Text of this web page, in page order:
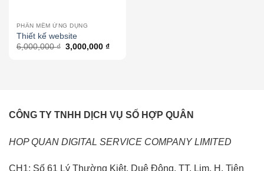
PHẦN MỀM ỨNG DỤNG
Thiết kế website
6,000,000₫ 3,000,000 ₫
CÔNG TY TNHH DỊCH VỤ SỐ HỢP QUÂN
HOP QUAN DIGITAL SERVICE COMPANY LIMITED
CH1: Số 61 Lý Thường Kiệt, Duệ Đông, TT. Lim, H. Tiên